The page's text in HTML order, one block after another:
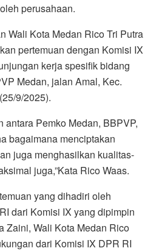
perusahaan.
Wali Kota Medan Rico Tri Putra
pertemuan dengan Komisi IX
kerja spesifik bidang
Medan, jalan Amal, Kec.
9/2025).
antara Pemko Medan, BBPVP,
bagaimana menciptakan
juga menghasilkan kualitas-
juga,”Kata Rico Waas.
yang dihadiri oleh
dari Komisi IX yang dipimpin
Zaini, Wali Kota Medan Rico
dari Komisi IX DPR RI